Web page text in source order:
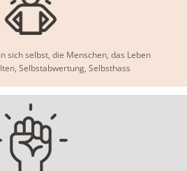
sich selbst, die Menschen, das Leben
Selbstabwertung, Selbsthass